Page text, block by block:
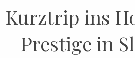
Kurztrip ins
Prestige in